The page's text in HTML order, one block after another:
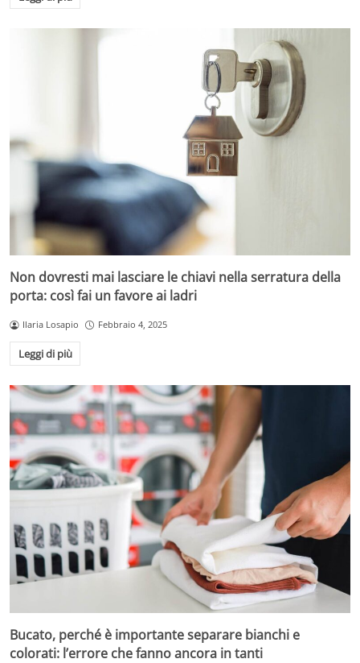
Non dovresti mai lasciare le chiavi nella serratura della
porta: così fai un favore ai ladri
Ilaria Losapio Febbraio 4, 2025
Leggi di più
Bucato, perché è importante separare bianchi e
colorati: l’errore che fanno ancora in tanti